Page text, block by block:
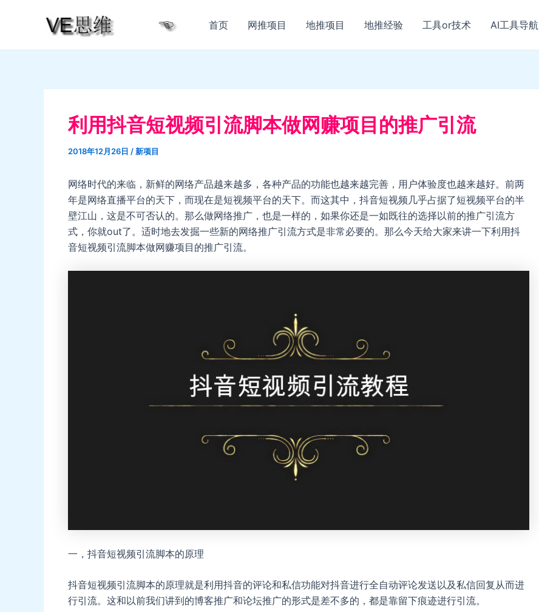
首页 网推项目 地推项目 地推经验 工具or技术 AI工具导航
利用抖音短视频引流脚本做网赚项目的推广引流
2018年12月26日 /新项目
网络时代的来临，新鲜的网络产品越来越多，各种产品的功能也越来越完善，用户体验度也越来越好。前两
年是网络直播平台的天下，而现在是短视频平台的天下。而这其中，抖音短视频几乎占据了短视频平台的半
壁江山，这是不可否认的。那么做网络推广，也是一样的，如果你还是一如既往的选择以前的推广引流方
式，你就out了。适时地去发掘一些新的网络推广引流方式是非常必要的。那么今天给大家来讲一下利用抖
音短视频引流脚本做网赚项目的推广引流。
一，抖音短视频引流脚本的原理
抖音短视频引流脚本的原理就是利用抖音的评论和私信功能对抖音进行全自动评论发送以及私信回复从而进
行引流。这和以前我们讲到的博客推广和论坛推广的形式是差不多的，都是靠留下痕迹进行引流。